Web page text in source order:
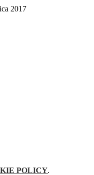
2017
POLICY.